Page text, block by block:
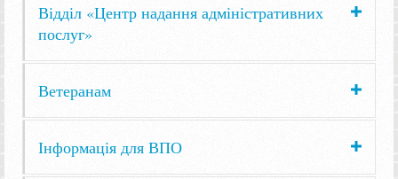
Відділ «Центр надання адміністративних
послуг»
Ветеранам
Інформація для ВПО